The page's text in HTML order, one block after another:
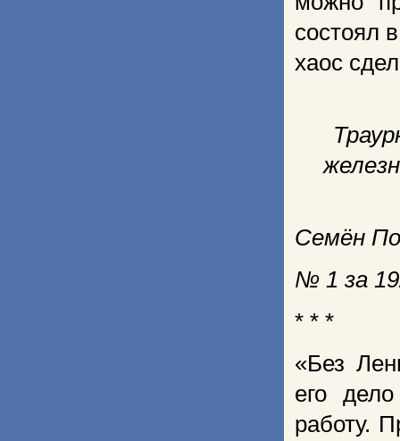
состоял
хаос
Семён
№ 1 за
* * *
«Без
его
работу.